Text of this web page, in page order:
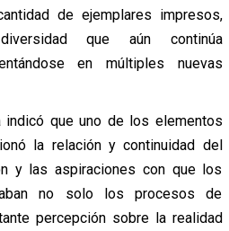
de ejemplares impresos,
que aún continúa
en múltiples nuevas
que uno de los elementos
la relación y continuidad del
y las aspiraciones con que los
no solo los procesos de
percepción sobre la realidad